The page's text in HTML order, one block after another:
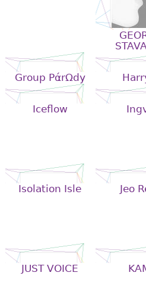
Group PάrΩdy
Iceflow
Isolation Isle Jeo
JUST VOICE